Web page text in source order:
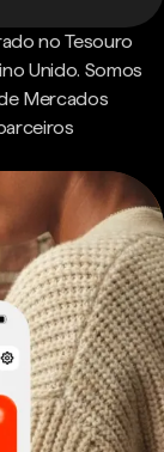
no Tesouro
Unido. Somos
Mercados